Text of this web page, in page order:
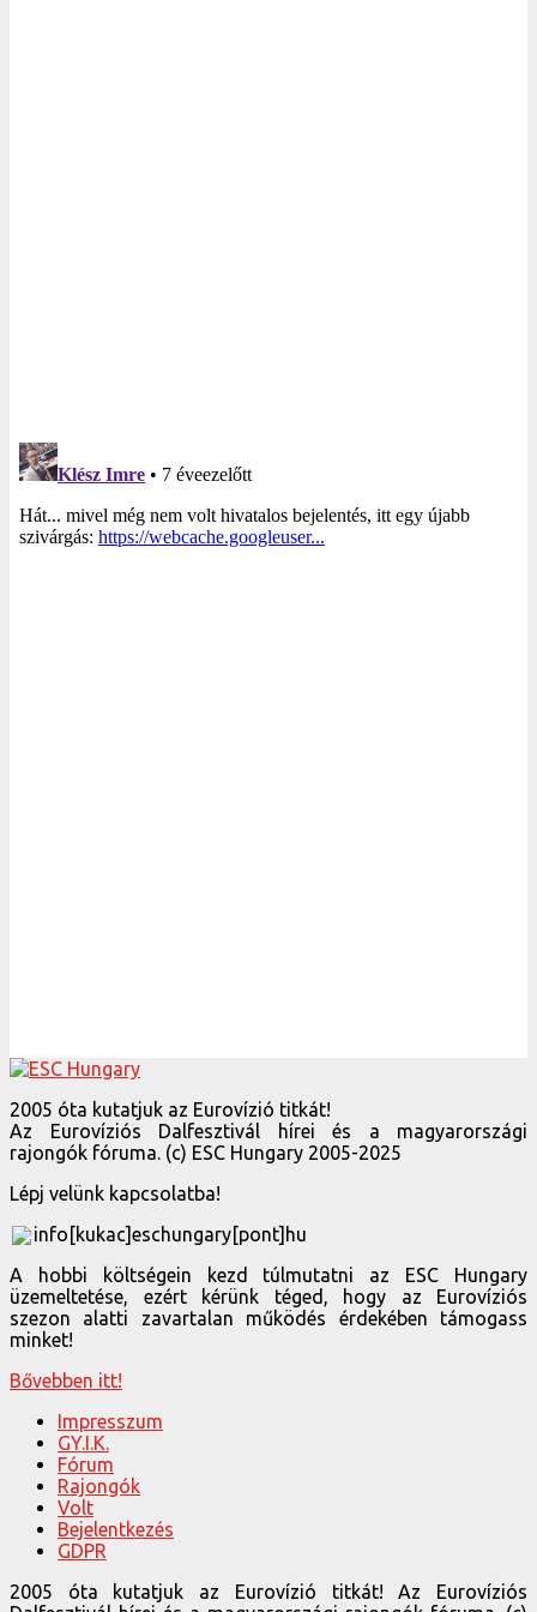
2005 óta kutatjuk az Eurovízió titkát!
Az Eurovíziós Dalfesztivál hírei és a magyarországi
rajongók fóruma. (c) ESC Hungary 2005-2025
Lépj velünk kapcsolatba!
info[kukac]eschungary[pont]hu
A hobbi költségein kezd túlmutatni az ESC Hungary
üzemeltetése, ezért kérünk téged, hogy az Eurovíziós
szezon alatti zavartalan működés érdekében támogass
minket!
Bővebben itt!
Impresszum
GY.I.K.
Fórum
Rajongók
Volt
Bejelentkezés
GDPR
2005 óta kutatjuk az Eurovízió titkát! Az Eurovíziós